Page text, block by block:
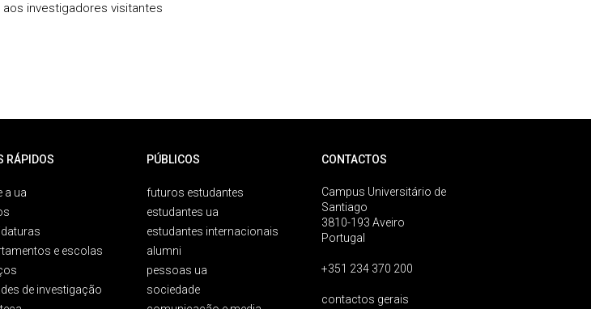
investigadores visitantes
RÁPIDOS
a ua
e escolas
de investigação
PÚBLICOS
futuros estudantes
estudantes ua
estudantes internacionais
alumni
pessoas ua
sociedade
CONTACTOS
Campus Universitário de
Santiago
3810-193 Aveiro
Portugal
+351 234 370 200
contactos gerais